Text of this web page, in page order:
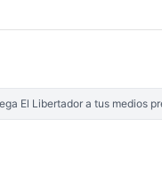
El Libertador a tus medios